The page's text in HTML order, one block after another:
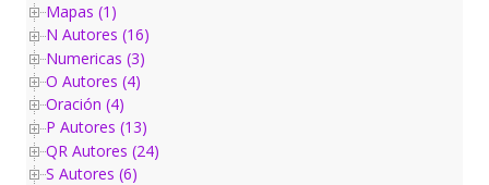
Mapas (1)
N Autores (16)
Numericas (3)
O Autores (4)
Oración (4)
P Autores (13)
QR Autores (24)
S Autores (6)